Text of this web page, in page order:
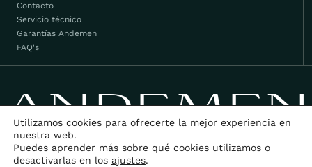
Contacto
Servicio técnico
Garantías Andemen
FAQ's
©2026 Andemen. Todos los derechos reservados.
Utilizamos cookies para ofrecerte la mejor experiencia en
nuestra web.
Puedes aprender más sobre qué cookies utilizamos o
desactivarlas en los ajustes.